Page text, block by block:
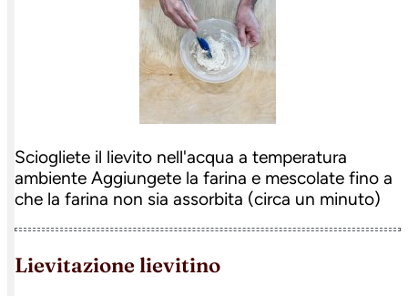
Sciogliete il lievito nell'acqua a temperatura
ambiente Aggiungete la farina e mescolate fino a
che la farina non sia assorbita (circa un minuto)
lievitazione lievitino